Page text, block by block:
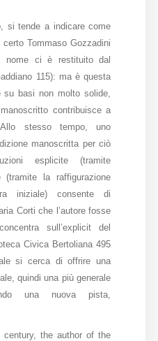
si tende a indicare come
Tommaso Gozzadini
nome ci è restituito dal
115): ma è questa
su basi non molto solide,
contribuisce a
Allo stesso tempo, uno
manoscritta per ciò
esplicite (tramite
la raffigurazione
iniziale) consente di
Corti che l’autore fosse
sull’explicit del
Civica Bertoliana 495
si cerca di offrire una
quindi una più generale
una nuova pista,
the author of the